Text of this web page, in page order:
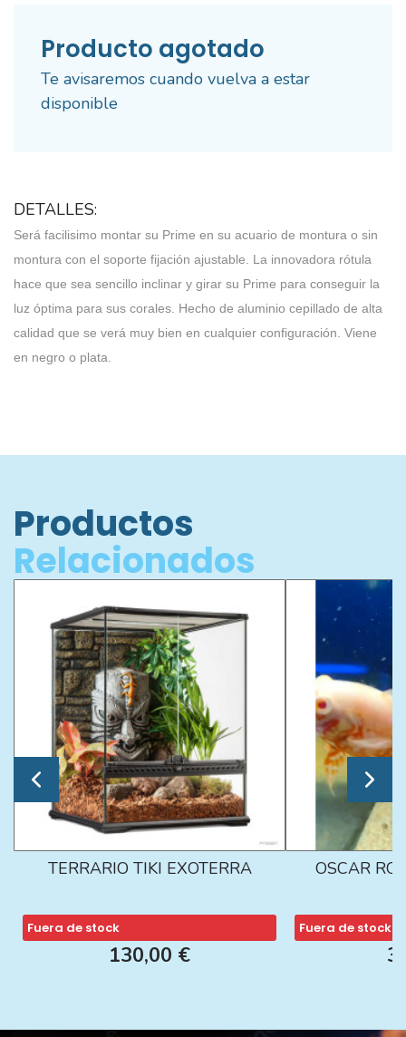
Producto agotado
Te avisaremos cuando vuelva a estar
disponible
DETALLES:
Será facilisimo montar su Prime en su acuario de montura o sin
montura con el soporte fijación ajustable. La innovadora rótula
hace que sea sencillo inclinar y girar su Prime para conseguir la
luz óptima para sus corales. Hecho de aluminio cepillado de alta
calidad que se verá muy bien en cualquier configuración. Viene
en negro o plata.
Productos
Relacionados
TERRARIO TIKI EXOTERRA
Fuera de stock
130,00 €
OSCAR
Fuera de stock